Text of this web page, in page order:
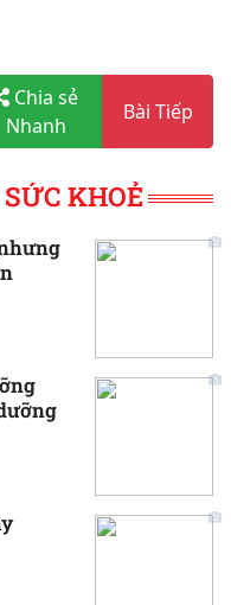
Chia sẻ
Nhanh
Bài Tiếp
KHOẺ